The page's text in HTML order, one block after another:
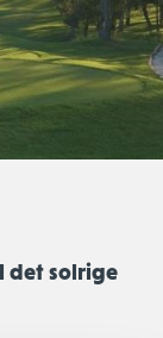
det solrige